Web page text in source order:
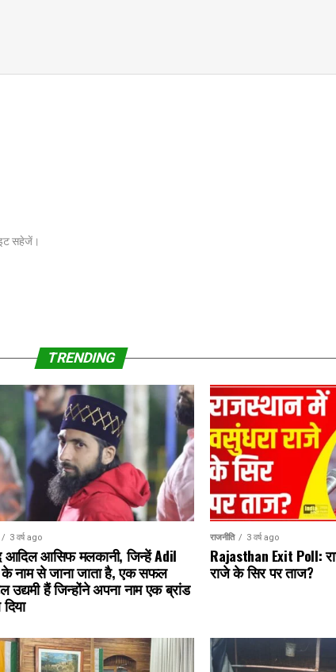
सहेजें।
TRENDING
3 वर्ष ago
आदिल आसिफ मलकानी, जिन्हें Adil
नाम से जाना जाता है, एक सफल
उद्यमी हैं जिन्होंने अपना नाम एक ब्रांड
राजनीति 3 वर्ष ago
Rajasthan Exit Poll:
राजे के सिर पर ताज?